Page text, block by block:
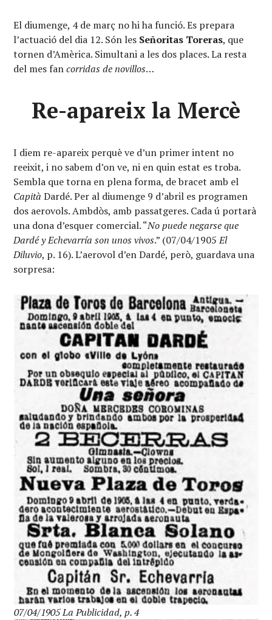
El diumenge, 4 de març no hi ha funció. Es prepara
l’actuació del dia 12. Són les Señoritas Toreras, que
tornen d’Amèrica. Simultani a les dos places. La resta
del mes fancorridas de novillos…
Re-apareix la Mercè
I diem re-apareix perquè ve d’un primer intent no
reeixit, i no sabem d’on ve, ni en quin estat es troba.
Sembla que torna en plena forma, de bracet amb el
CapitàDardé. Per al diumenge 9 d’abril es programen
dos aerovols. Ambdòs, amb passatgeres. Cada ú portarà
una dona d’esquer comercial. “No puede negarse que
Dardé y Echevarría son unos vivos.” (07/04/1905El
Diluvio, p. 16). L’aerovol d’en Dardé, però, guardava una
sorpresa:
07/04/1905 La Publicidad, p. 4